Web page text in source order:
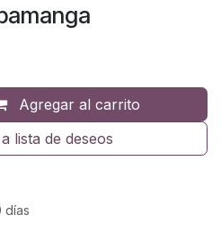
Agregar al carrito
lista de deseos
días